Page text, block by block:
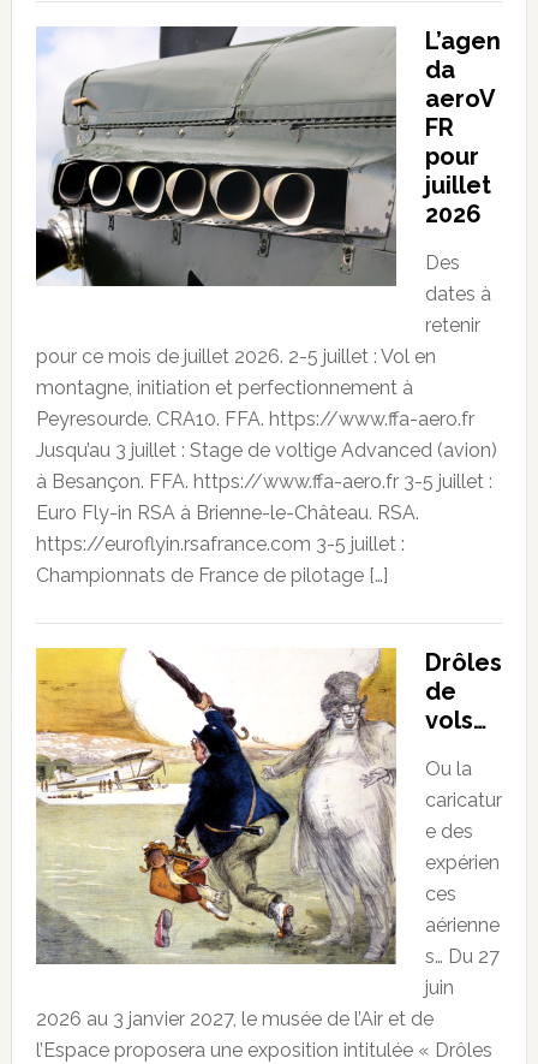
L’agen
da
aeroV
FR
pour
juillet
2026
Des
dates à
retenir
pour ce mois de juillet 2026. 2-5 juillet : Vol en
montagne, initiation et perfectionnement à
Peyresourde. CRA10. FFA. https://www.ffa-aero.fr
Jusqu’au 3 juillet : Stage de voltige Advanced (avion)
à Besançon. FFA. https://www.ffa-aero.fr 3-5 juillet :
Euro Fly-in RSA à Brienne-le-Château. RSA.
https://euroflyin.rsafrance.com 3-5 juillet :
Championnats de France de pilotage […]
Drôles
de
vols…
Ou la
caricatur
e des
expérien
ces
aérienne
s… Du 27
juin
2026 au 3 janvier 2027, le musée de l’Air et de
l’Espace proposera une exposition intitulée « Drôles